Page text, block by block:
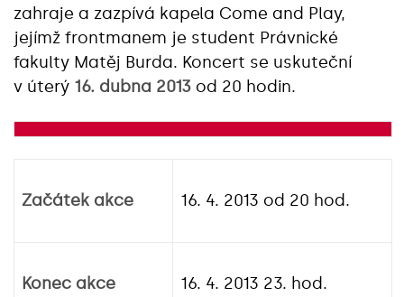
zahraje a zazpívá kapela Come and Play,
jejímž frontmanem je student Právnické
fakulty Matěj Burda. Koncert se uskuteční
v úterý 16. dubna 2013 od 20 hodin.
Začátek akce 16. 4. 2013 od 20 hod.
Konec akce 16. 4. 2013 23. hod.